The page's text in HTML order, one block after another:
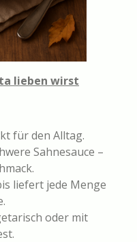
lieben wirst
für den Alltag.
Sahnesauce –
liefert jede Menge
oder mit